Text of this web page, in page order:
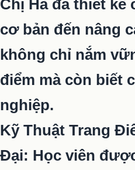
Chị Hà đã thiết kế
cơ bản đến nâng
không chỉ nắm
điểm mà còn biết
nghiệp.
Kỹ Thuật Trang
Đại: Học viên